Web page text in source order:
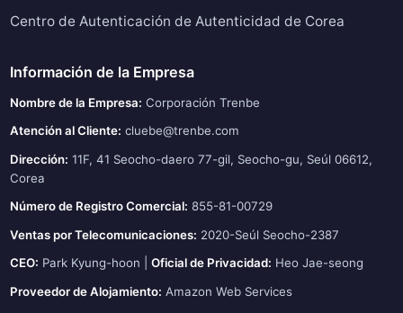
Centro de Autenticación de Autenticidad de Corea
Información de la Empresa
Nombre de la Empresa: Corporación Trenbe
Atención al Cliente: cluebe@trenbe.com
Dirección: 11F, 41 Seocho-daero 77-gil, Seocho-gu, Seúl 06612,
Corea
Número de Registro Comercial: 855-81-00729
Ventas por Telecomunicaciones: 2020-Seúl Seocho-2387
CEO: Park Kyung-hoon | Oficial de Privacidad: Heo Jae-seong
Proveedor de Alojamiento: Amazon Web Services